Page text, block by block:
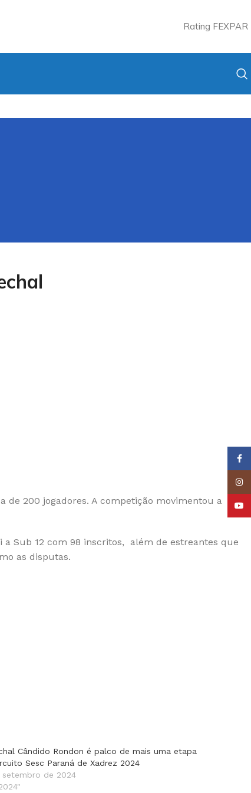
Rating FEXPAR
de 200 jogadores. A competição movimentou a
Sub 12 com 98 inscritos, além de estreantes que
as disputas.
Cândido Rondon é palco de mais uma etapa
Sesc Paraná de Xadrez 2024
setembro de 2024